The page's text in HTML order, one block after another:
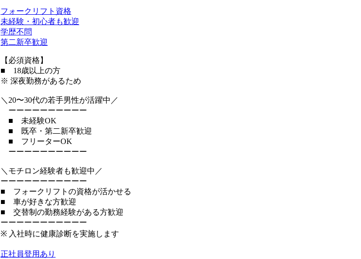
フォークリフト資格
未経験・初心者も歓迎
学歴不問
第二新卒歓迎
【必須資格】
■ 18歳以上の方
※ 深夜勤務があるため
＼20〜30代の若手男性が活躍中／
ーーーーーーーーーー
■ 未経験OK
■ 既卒・第二新卒歓迎
■ フリーターOK
ーーーーーーーーーー
＼モチロン経験者も歓迎中／
ーーーーーーーーーーー
■ フォークリフトの資格が活かせる
■ 車が好きな方歓迎
■ 交替制の勤務経験がある方歓迎
ーーーーーーーーーーー
※ 入社時に健康診断を実施します
正社員登用あり